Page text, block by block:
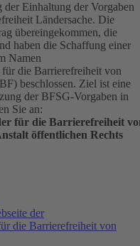
Einhaltung der Vorgaben
Ländersache. Die
übereingekommen, die
haben die Schaffung einer
Namen
die Barrierefreiheit von
beschlossen. Ziel ist eine
der BFSG-Vorgaben in
Sie an:
für die Barrierefreiheit
öffentlichen Rechts
der
die Barrierefreiheit von